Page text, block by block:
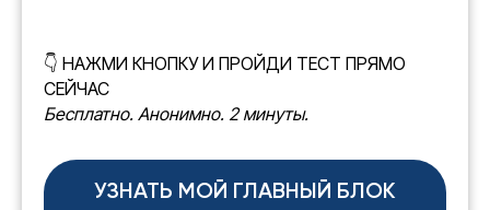
👇 НАЖМИ КНОПКУ И ПРОЙДИ ТЕСТ ПРЯМО
СЕЙЧАС
Бесплатно. Анонимно. 2 минуты.
УЗНАТЬ МОЙ ГЛАВНЫЙ БЛОК